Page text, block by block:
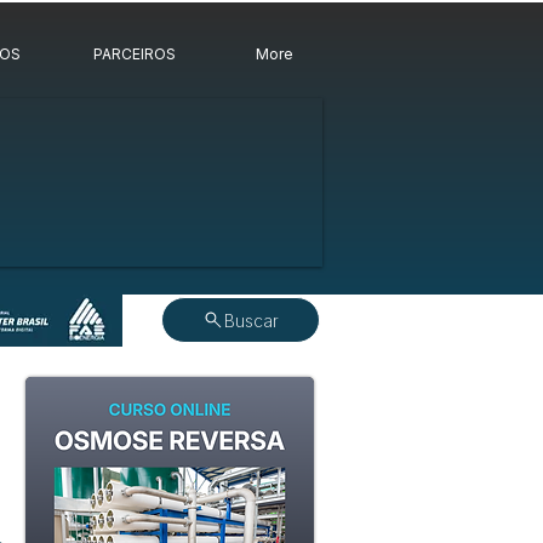
PARCEIROS More
Buscar